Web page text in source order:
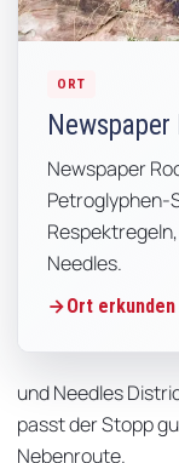
ORT
Newspaper
Newspaper
Petroglyphen-
Needles.
Ort erkunden
und Needles
passt der Stopp
Nebenroute.